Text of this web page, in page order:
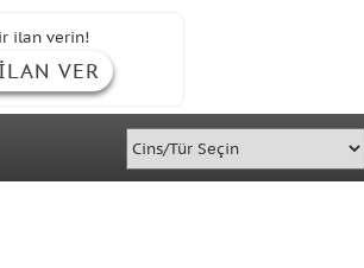
ilan verin!
VER